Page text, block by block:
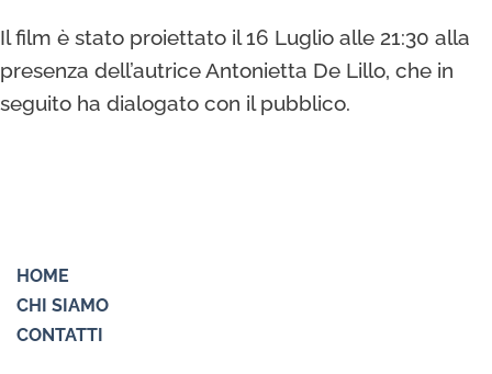
Il film è stato proiettato il 16 Luglio alle 21:30 alla
presenza dell’autrice Antonietta De Lillo, che in
seguito ha dialogato con il pubblico.
HOME
CHI SIAMO
CONTATTI